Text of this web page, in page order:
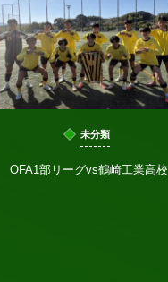
未分類
OFA1部リーグvs鶴崎工業高校